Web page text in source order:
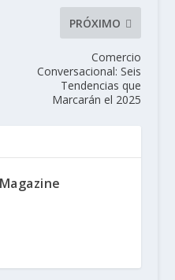
PRÓXIMO
Comercio
Conversacional: Seis
Tendencias que
Marcarán el 2025
Magazine